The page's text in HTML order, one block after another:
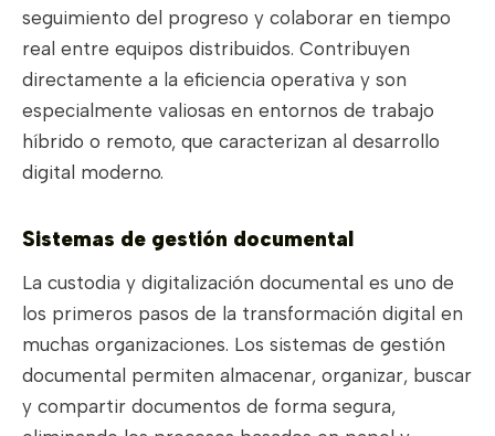
seguimiento del progreso y colaborar en tiempo
real entre equipos distribuidos. Contribuyen
directamente a la eficiencia operativa y son
especialmente valiosas en entornos de trabajo
híbrido o remoto, que caracterizan al desarrollo
digital moderno.
Sistemas de gestión documental
La custodia y digitalización documental es uno de
los primeros pasos de la transformación digital en
muchas organizaciones. Los sistemas de gestión
documental permiten almacenar, organizar, buscar
y compartir documentos de forma segura,